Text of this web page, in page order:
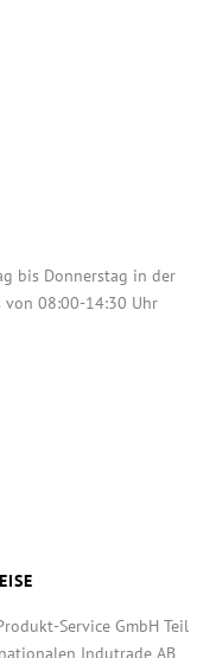
bis Donnerstag in der
von 08:00-14:30 Uhr
Service GmbH Teil
Indutrade AB